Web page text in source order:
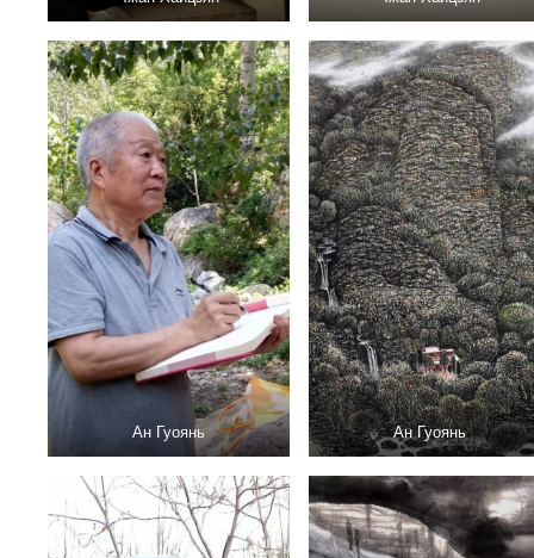
Ан Гуоянь Ан Гуоянь